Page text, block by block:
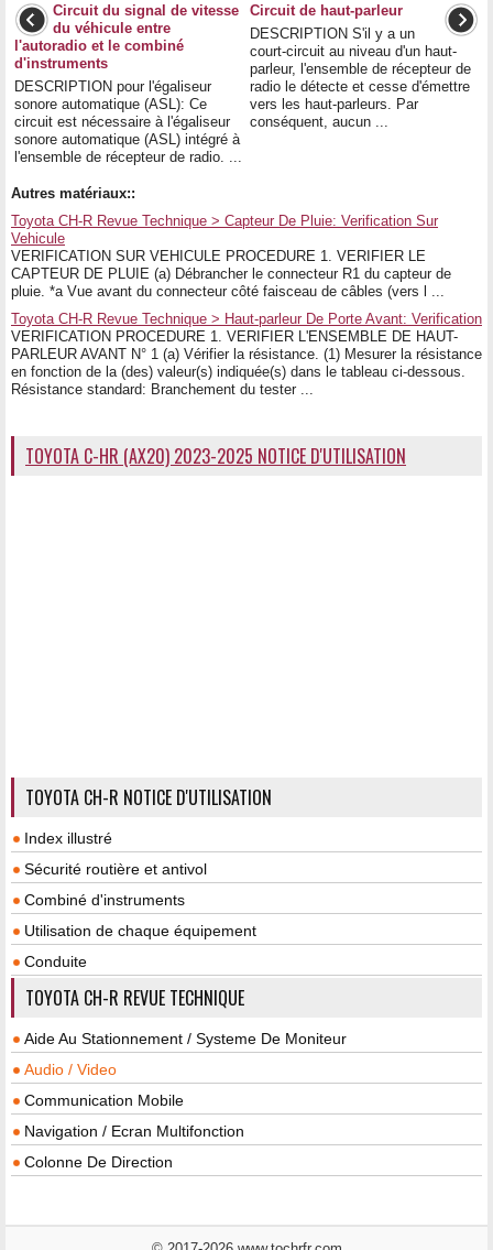
Circuit du signal de vitesse
du véhicule entre
l'autoradio et le combiné
d'instruments
DESCRIPTION pour l'égaliseur
sonore automatique (ASL): Ce
circuit est nécessaire à l'égaliseur
sonore automatique (ASL) intégré à
l'ensemble de récepteur de radio. ...
Circuit de haut-parleur
DESCRIPTION S'il y a un
court-circuit au niveau d'un haut-
parleur, l'ensemble de récepteur de
radio le détecte et cesse d'émettre
vers les haut-parleurs. Par
conséquent, aucun ...
Autres matériaux::
Toyota CH-R Revue Technique > Capteur De Pluie: Verification Sur
Vehicule
VERIFICATION SUR VEHICULE PROCEDURE 1. VERIFIER LE
CAPTEUR DE PLUIE (a) Débrancher le connecteur R1 du capteur de
pluie. *a Vue avant du connecteur côté faisceau de câbles (vers l ...
Toyota CH-R Revue Technique > Haut-parleur De Porte Avant: Verification
VERIFICATION PROCEDURE 1. VERIFIER L'ENSEMBLE DE HAUT-
PARLEUR AVANT N° 1 (a) Vérifier la résistance. (1) Mesurer la résistance
en fonction de la (des) valeur(s) indiquée(s) dans le tableau ci-dessous.
Résistance standard: Branchement du tester ...
TOYOTA C-HR (AX20) 2023-2025 NOTICE D'UTILISATION
TOYOTA CH-R NOTICE D'UTILISATION
Index illustré
Sécurité routière et antivol
Combiné d'instruments
Utilisation de chaque équipement
Conduite
TOYOTA CH-R REVUE TECHNIQUE
Aide Au Stationnement / Systeme De Moniteur
Audio / Video
Communication Mobile
Navigation / Ecran Multifonction
Colonne De Direction